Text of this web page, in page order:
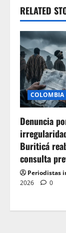
n
a
v
i
g
a
t
i
o
n
RELATED
COLOMBIA
Denuncia
Buriticá
consulta
Periodistas
2026
0